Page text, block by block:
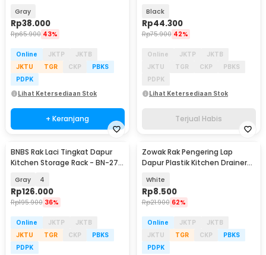
Gray
Rp38.000
Rp65.900 43%
Online JKTP
JKTB
JKTU
TGR CKP
PBKS
PDPK
Lihat Ketersediaan Stok
+ Keranjang
Black
Rp44.300
Rp75.900 42%
Online JKTP
JKTB
JKTU
TGR CKP
PBKS
PDPK
Lihat Ketersediaan Stok
Terjual Habis
BNBS Rak Laci Tingkat Dapur
Kitchen Storage Rack - BN-2713
Gray 4
Rp126.000
Rp195.900 36%
Online JKTP
JKTB
JKTU
TGR CKP
PBKS
PDPK
Zowak Rak Pengering Lap
Dapur Plastik Kitchen Drainer
White
Rp8.500
Rp21.900 62%
Online JKTP
JKTB
JKTU
TGR CKP
PBKS
PDPK